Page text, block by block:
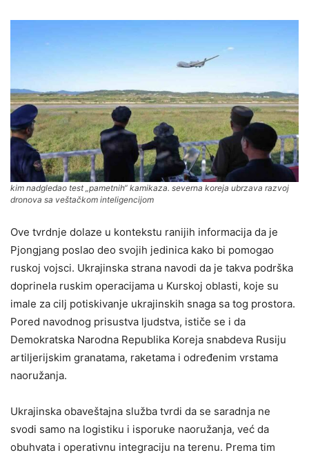
kim nadgledao test „pametnih“ kamikaza. severna koreja ubrzava razvoj
dronova sa veštačkom inteligencijom
Ove tvrdnje dolaze u kontekstu ranijih informacija da je
Pjongjang poslao deo svojih jedinica kako bi pomogao
ruskoj vojsci. Ukrajinska strana navodi da je takva podrška
doprinela ruskim operacijama u Kurskoj oblasti, koje su
imale za cilj potiskivanje ukrajinskih snaga sa tog prostora.
Pored navodnog prisustva ljudstva, ističe se i da
Demokratska Narodna Republika Koreja snabdeva Rusiju
artiljerijskim granatama, raketama i određenim vrstama
naoružanja.
Ukrajinska obaveštajna služba tvrdi da se saradnja ne
svodi samo na logistiku i isporuke naoružanja, već da
obuhvata i operativnu integraciju na terenu. Prema tim